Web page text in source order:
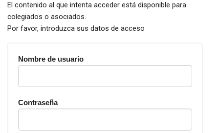
El contenido al que intenta acceder está disponible para
colegiados o asociados.
Por favor, introduzca sus datos de acceso
Nombre de usuario
Contraseña